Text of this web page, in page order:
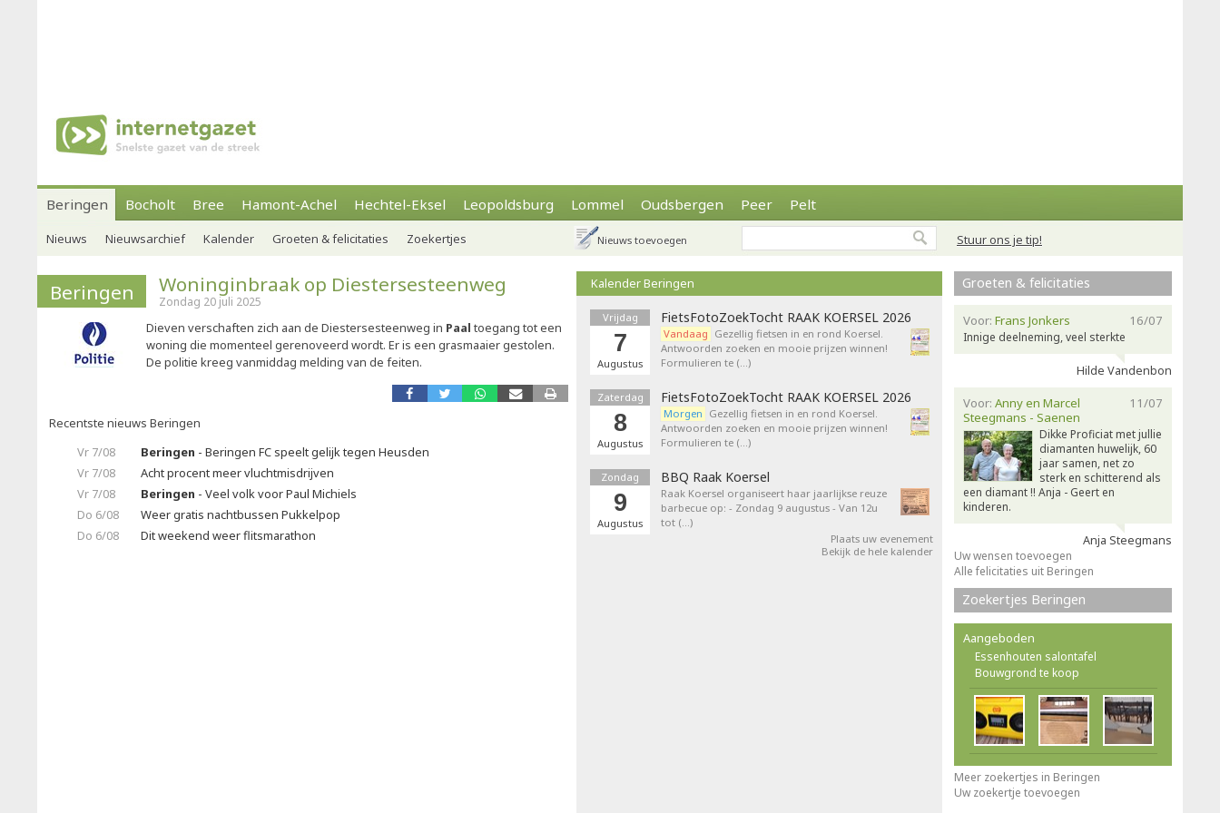
Beringen Bocholt Bree Hamont-Achel Hechtel-Eksel Leopoldsburg Lommel Oudsbergen Peer Pelt
Stuur ons je tip!
Nieuws Nieuwsarchief Kalender Groeten & felicitaties Zoekertjes Nieuws toevoegen
Beringen Woninginbraak op Diestersesteenweg
Zondag 20 juli 2025
Dieven verschaften zich aan de Diestersesteenweg in Paal toegang tot een
woning die momenteel gerenoveerd wordt. Er is een grasmaaier gestolen.
De politie kreeg vanmiddag melding van de feiten.
Recentste nieuws Beringen
Vr 7/08
Beringen - Beringen FC speelt gelijk tegen Heusden
Vr 7/08
Acht procent meer vluchtmisdrijven
Vr 7/08
Beringen - Veel volk voor Paul Michiels
Do 6/08
Weer gratis nachtbussen Pukkelpop
Do 6/08
Dit weekend weer flitsmarathon
Kalender Beringen
Vrijdag
7
Augustus
FietsFotoZoekTocht RAAK KOERSEL 2026
Vandaag Gezellig fietsen in en rond Koersel.
Antwoorden zoeken en mooie prijzen winnen!
Formulieren te (…)
Zaterdag
8
Augustus
FietsFotoZoekTocht RAAK KOERSEL 2026
Morgen Gezellig fietsen in en rond Koersel.
Antwoorden zoeken en mooie prijzen winnen!
Formulieren te (…)
Zondag
9
Augustus
BBQ Raak Koersel
Raak Koersel organiseert haar jaarlijkse reuze
barbecue op: - Zondag 9 augustus - Van 12u
tot (…)
Plaats uw evenement
Bekijk de hele kalender
Groeten & felicitaties
16/07
Voor: Frans Jonkers
Innige deelneming, veel sterkte
Hilde Vandenbon
11/07
Voor: Anny en Marcel
Steegmans - Saenen
Dikke Proficiat met jullie
diamanten huwelijk, 60
jaar samen, net zo
sterk en schitterend als
een diamant !! Anja - Geert en
kinderen.
Anja Steegmans
Uw wensen toevoegen
Alle felicitaties uit Beringen
Zoekertjes Beringen
Aangeboden
Essenhouten salontafel
Bouwgrond te koop
Meer zoekertjes in Beringen
Uw zoekertje toevoegen